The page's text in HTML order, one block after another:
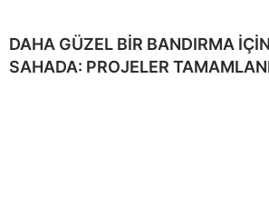
DAHA GÜZEL BİR BANDIRMA
SAHADA: PROJELER